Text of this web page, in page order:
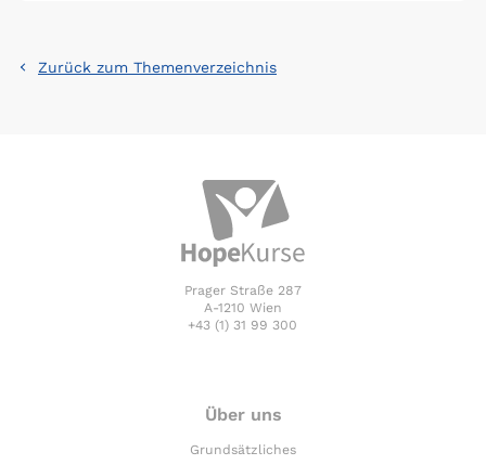
Zurück zum Themenverzeichnis
Prager Straße 287
A-1210 Wien
+43 (1) 31 99 300
Über uns
Grundsätzliches